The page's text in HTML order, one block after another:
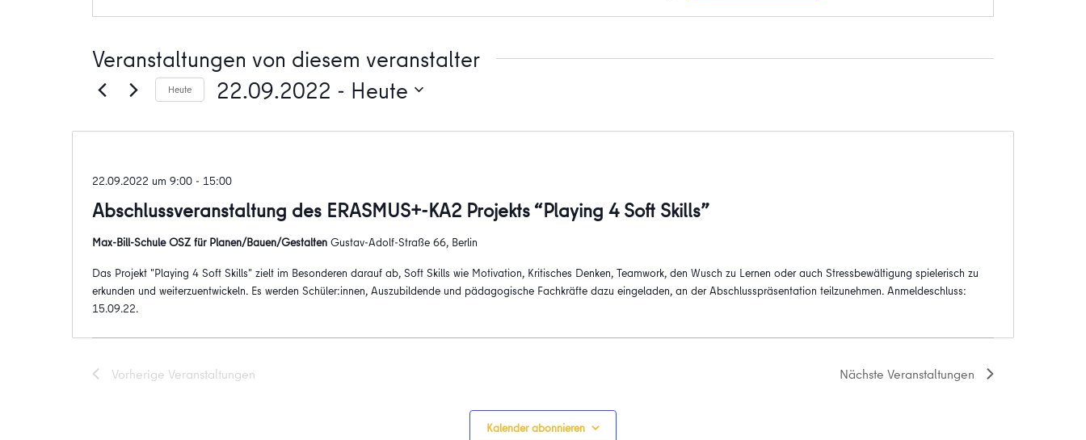
Veranstaltungen von diesem veranstalter
Heute 22.09.2022 - Heute
wählen.
Abschlussveranstaltung des ERASMUS+-KA2 Projekts “Playing 4 Soft Skills”
22.09.2022 um 9:00 - 15:00
Max-Bill-Schule OSZ für Planen/Bauen/Gestalten Gustav-Adolf-Straße 66, Berlin
Das Projekt "Playing 4 Soft Skills" zielt im Besonderen darauf ab, Soft Skills wie Motivation, Kritisches Denken, Teamwork, den Wusch zu Lernen oder auch Stressbewältigung spielerisch zu
erkunden und weiterzuentwickeln. Es werden Schüler:innen, Auszubildende und pädagogische Fachkräfte dazu eingeladen, an der Abschlusspräsentation teilzunehmen. Anmeldeschluss:
15.09.22.
Vorherige Veranstaltungen Nächste Veranstaltungen
Kalender abonnieren